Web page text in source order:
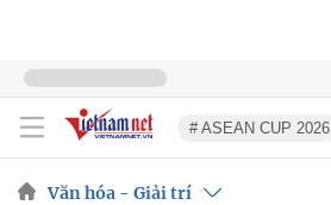
# ASEAN CUP 2026
Văn hóa - Giải trí